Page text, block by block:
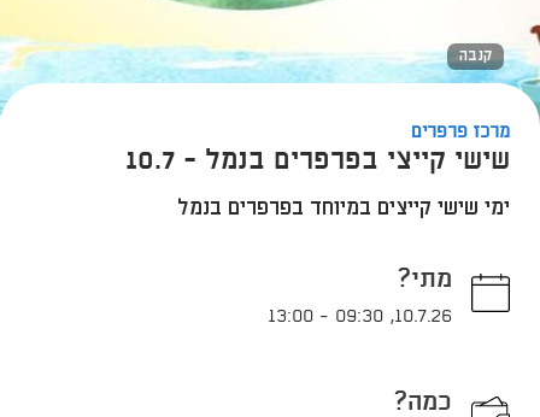
קנבה
מרכז פרפרים
שישי קייצי בפרפרים בנמל - 10.7
ימי שישי קייצים במיוחד בפרפרים בנמל
מתי?
10.7.26
,
09:30
-
13:00
כמה?